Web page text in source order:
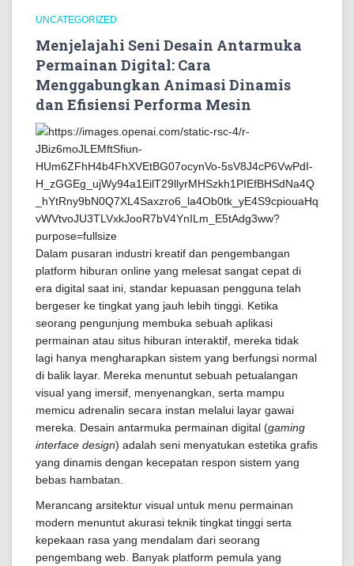
UNCATEGORIZED
Menjelajahi Seni Desain Antarmuka
Permainan Digital: Cara
Menggabungkan Animasi Dinamis
dan Efisiensi Performa Mesin
Dalam pusaran industri kreatif dan pengembangan
platform hiburan online yang melesat sangat cepat di
era digital saat ini, standar kepuasan pengguna telah
bergeser ke tingkat yang jauh lebih tinggi. Ketika
seorang pengunjung membuka sebuah aplikasi
permainan atau situs hiburan interaktif, mereka tidak
lagi hanya mengharapkan sistem yang berfungsi normal
di balik layar. Mereka menuntut sebuah petualangan
visual yang imersif, menyenangkan, serta mampu
memicu adrenalin secara instan melalui layar gawai
mereka. Desain antarmuka permainan digital (gaming
interface design) adalah seni menyatukan estetika grafis
yang dinamis dengan kecepatan respon sistem yang
bebas hambatan.
Merancang arsitektur visual untuk menu permainan
modern menuntut akurasi teknik tingkat tinggi serta
kepekaan rasa yang mendalam dari seorang
pengembang web. Banyak platform pemula yang